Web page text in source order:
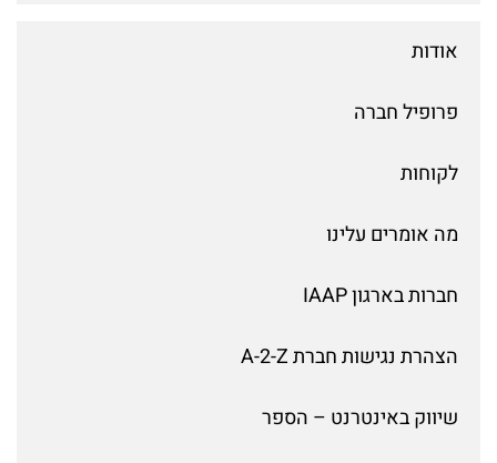
אודות
פרופיל חברה
לקוחות
מה אומרים עלינו
חברות בארגון IAAP
הצהרת נגישות חברת A-2-Z
שיווק באינטרנט – הספר